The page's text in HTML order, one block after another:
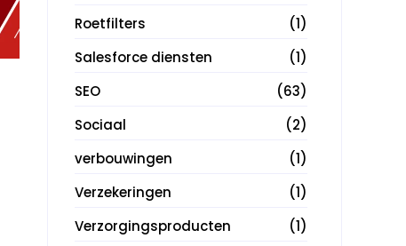
Roetfilters
(1)
Salesforce diensten
(1)
SEO
(63)
Sociaal
(2)
verbouwingen
(1)
Verzekeringen
(1)
Verzorgingsproducten
(1)